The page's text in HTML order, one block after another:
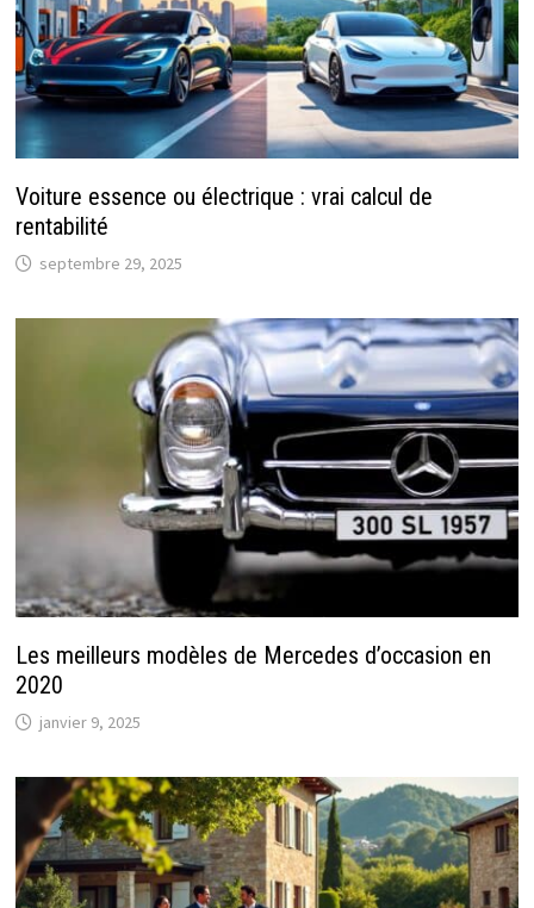
Voiture essence ou électrique : vrai calcul de
rentabilité
septembre 29, 2025
Les meilleurs modèles de Mercedes d’occasion en
2020
janvier 9, 2025